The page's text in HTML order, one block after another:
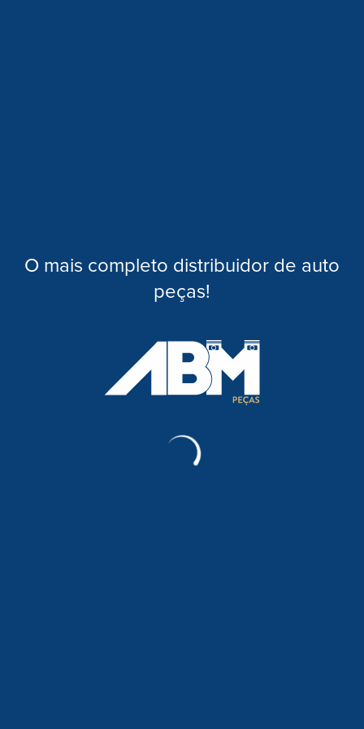
O mais completo distribuidor de auto
peças!